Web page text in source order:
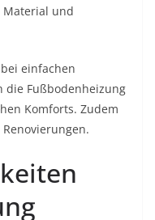
Material und
einfachen
die Fußbodenheizung
Komforts. Zudem